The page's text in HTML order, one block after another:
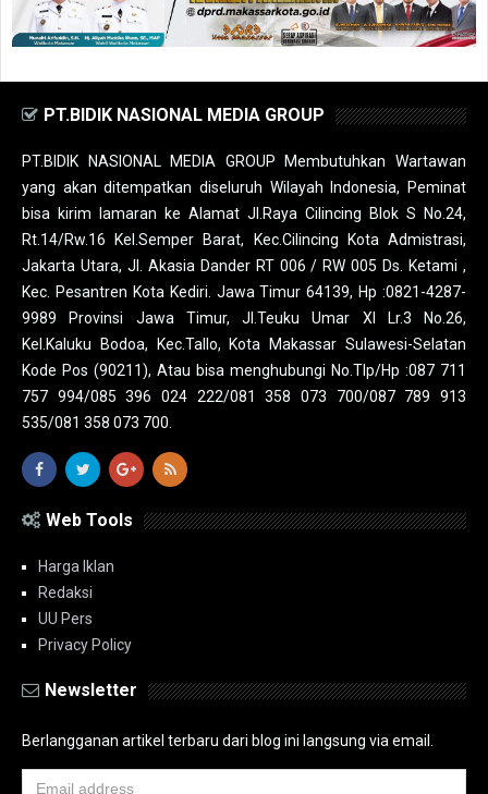
PT.BIDIK NASIONAL MEDIA GROUP
PT.BIDIK NASIONAL MEDIA GROUP Membutuhkan Wartawan
yang akan ditempatkan diseluruh Wilayah Indonesia, Peminat
bisa kirim lamaran ke Alamat Jl.Raya Cilincing Blok S No.24,
Rt.14/Rw.16 Kel.Semper Barat, Kec.Cilincing Kota Admistrasi,
Jakarta Utara, Jl. Akasia Dander RT 006 / RW 005 Ds. Ketami ,
Kec. Pesantren Kota Kediri. Jawa Timur 64139, Hp :0821-4287-
9989 Provinsi Jawa Timur, Jl.Teuku Umar XI Lr.3 No.26,
Kel.Kaluku Bodoa, Kec.Tallo, Kota Makassar Sulawesi-Selatan
Kode Pos (90211), Atau bisa menghubungi No.Tlp/Hp :087 711
757 994/085 396 024 222/081 358 073 700/087 789 913
535/081 358 073 700.
Web Tools
Harga Iklan
Redaksi
UU Pers
Privacy Policy
Newsletter
Berlangganan artikel terbaru dari blog ini langsung via email.